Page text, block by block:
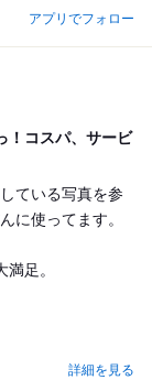
アプリでフォロー
！コスパ、サービ
ている写真を参
に使ってます。
足。
詳細を見る